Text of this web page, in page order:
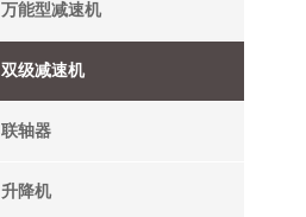
万能型减速机
双级减速机
联轴器
升降机